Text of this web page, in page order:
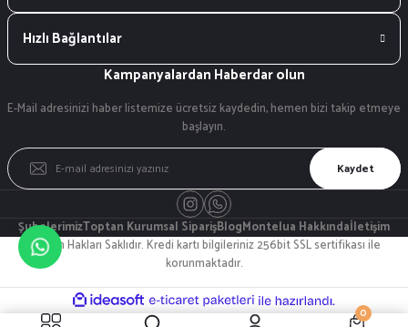
Hızlı Bağlantılar
Kampanyalardan Haberdar olun
E-Mail adresinizi haber listemize ücretsiz kaydedin, hemen bizi takip etmeye
başlayın.
Kaydet
ŞubelerimizToptan Kurumsal SiparişBlogMontelua Hakkındaİletişim
© Tüm Hakları Saklıdır. Kredi kartı bilgileriniz 256bit SSL sertifikası ile
korunmaktadır.
0
ideasoft
e-
ticaret
hazırlandı.